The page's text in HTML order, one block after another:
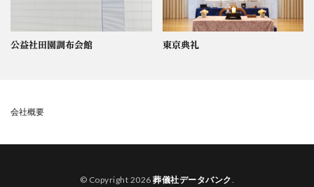
公益社田園調布会館 東京典礼
会社概要
© Copyright 2026葬儀社データバンク.